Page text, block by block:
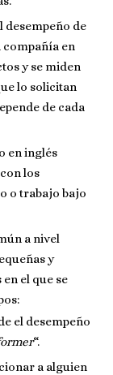
desempeño de
en
y se miden
lo solicitan
de cada
en inglés
los
o trabajo bajo
a nivel
y
en el que se
el desempeño
“.
a alguien